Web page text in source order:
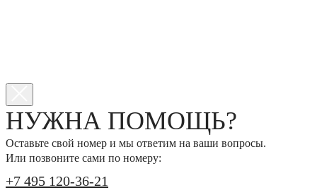
НУЖНА ПОМОЩЬ?
Оставьте свой номер и мы ответим на ваши вопросы.
Или позвоните сами по номеру:
+7 495 120-36-21